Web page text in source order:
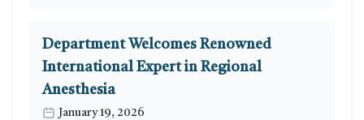
Department Welcomes Renowned
International Expert in Regional
Anesthesia
January 19, 2026